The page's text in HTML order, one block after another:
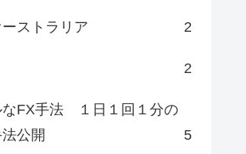
ストラリア 2
2
なFX手法 １日１回１分の
公開
5